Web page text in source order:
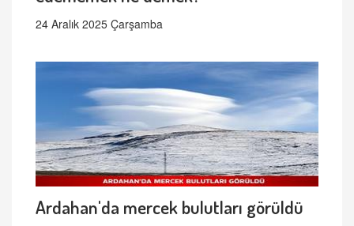
24 Aralık 2025 Çarşamba
Ardahan'da mercek bulutları görüldü